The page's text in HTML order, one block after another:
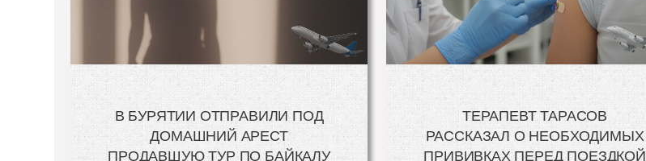
В БУРЯТИИ ОТПРАВИЛИ ПОД
ДОМАШНИЙ АРЕСТ
ПРОДАВШУЮ ТУР ПО БАЙКАЛУ
ТЕРАПЕВТ ТАРАСОВ
РАССКАЗАЛ О НЕОБХОДИМЫХ
ПРИВИВКАХ ПЕРЕД ПОЕЗДКОЙ